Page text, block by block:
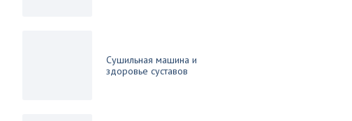
Сушильная машина и
здоровье суставов